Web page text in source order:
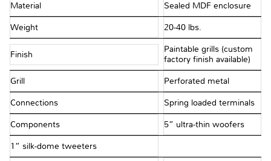
Material Sealed MDF enclosure
Weight 20-40 lbs.
Finish
Paintable grills (custom
factory finish available)
Grill Perforated metal
Connections Spring loaded terminals
Components 5” ultra-thin woofers
1” silk-dome tweeters